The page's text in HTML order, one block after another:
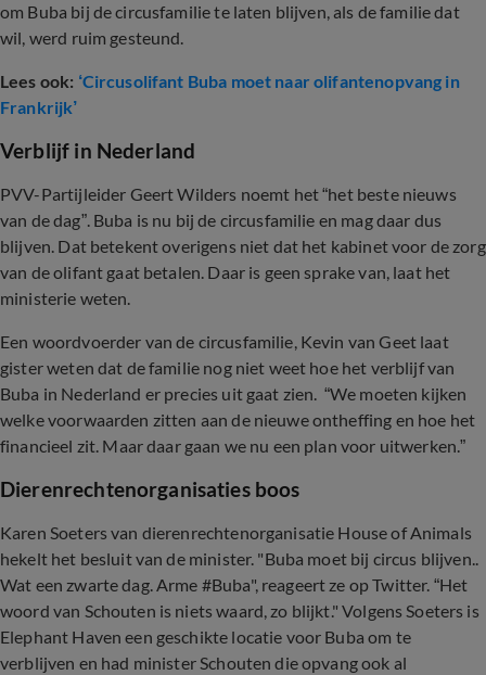
om Buba bij de circusfamilie te laten blijven, als de familie dat
wil, werd ruim gesteund.
Lees ook: ‘Circusolifant Buba moet naar olifantenopvang in
Frankrijk’
Verblijf in Nederland
PVV-Partijleider Geert Wilders noemt het “het beste nieuws
van de dag”. Buba is nu bij de circusfamilie en mag daar dus
blijven. Dat betekent overigens niet dat het kabinet voor de zorg
van de olifant gaat betalen. Daar is geen sprake van, laat het
ministerie weten.
Een woordvoerder van de circusfamilie, Kevin van Geet laat
gister weten dat de familie nog niet weet hoe het verblijf van
Buba in Nederland er precies uit gaat zien. “We moeten kijken
welke voorwaarden zitten aan de nieuwe ontheffing en hoe het
financieel zit. Maar daar gaan we nu een plan voor uitwerken.”
Dierenrechtenorganisaties boos
Karen Soeters van dierenrechtenorganisatie House of Animals
hekelt het besluit van de minister. "Buba moet bij circus blijven..
Wat een zwarte dag. Arme #Buba", reageert ze op Twitter. “Het
woord van Schouten is niets waard, zo blijkt." Volgens Soeters is
Elephant Haven een geschikte locatie voor Buba om te
verblijven en had minister Schouten die opvang ook al